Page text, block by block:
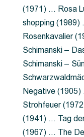
(1971) … Rosa
shopping
Rosenkavalier
Schimanski –
Schimanski –
Negative
Strohfeuer
(1941) … Tag
(1967) … The